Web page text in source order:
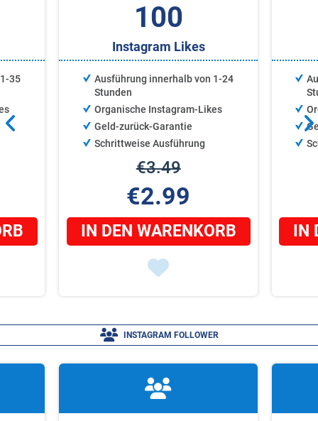
35
100
Instagram Likes
Ausführung innerhalb von 1-24
Stunden
Organische Instagram-Likes
Geld-zurück-Garantie
Schrittweise Ausführung
€3.49
€2.99
IN DEN WARENKORB
INSTAGRAM FOLLOWER